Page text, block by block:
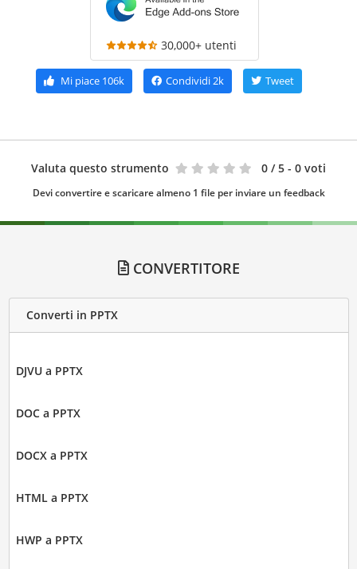
30,000+ utenti
Mi piace 106k Condividi2k Tweet
Valuta questo strumento 0 / 5 - 0 voti
Devi convertire e scaricare almeno 1 file per inviare un feedback
CONVERTITORE
Converti in PPTX
DJVU a PPTX
DOC a PPTX
DOCX a PPTX
HTML a PPTX
HWP a PPTX